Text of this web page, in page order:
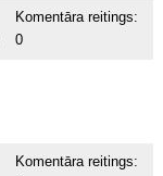
Komentāra reitings:
0
Komentāra reitings: